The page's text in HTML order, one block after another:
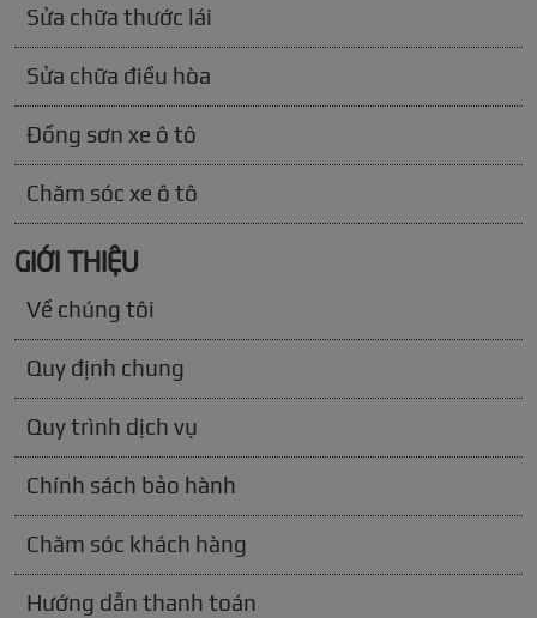
Sửa chữa thước lái
Sửa chữa điều hòa
Đồng sơn xe ô tô
Chăm sóc xe ô tô
GIỚI THIỆU
Về chúng tôi
Quy định chung
Quy trình dịch vụ
Chính sách bảo hành
Chăm sóc khách hàng
Hướng dẫn thanh toán